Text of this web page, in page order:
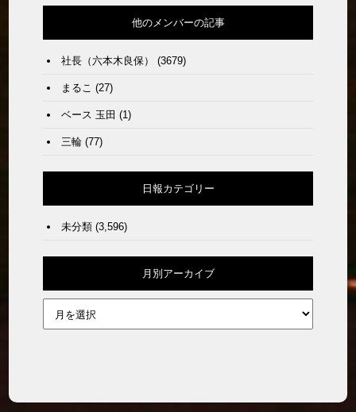
他のメンバーの記事
社長（六本木良保） (3679)
まるこ (27)
ベース 玉田 (1)
三輪(77)
日報カテゴリー
未分類(3,596)
月別アーカイブ